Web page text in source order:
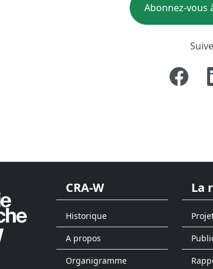
Abonnez-vous
CRA-W
Historique
A propos
Organigramme
La